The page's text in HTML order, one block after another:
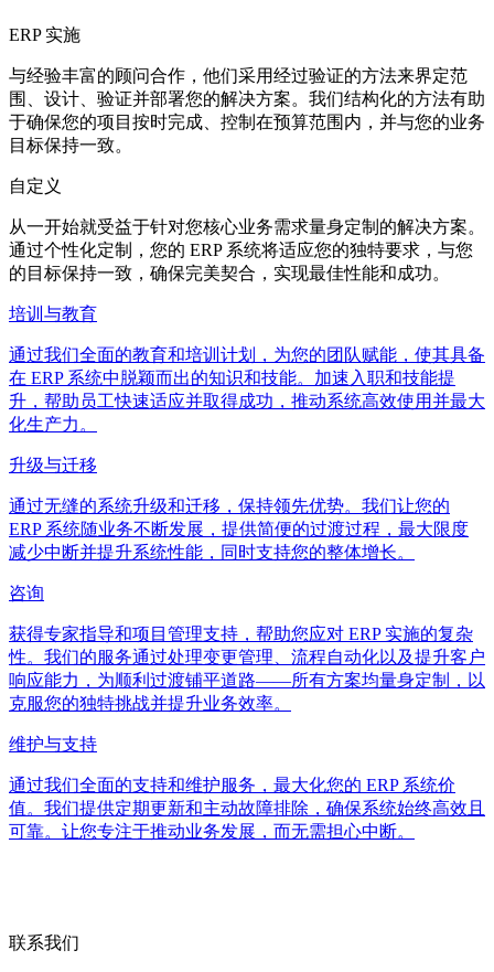
ERP 实施
与经验丰富的顾问合作，他们采用经过验证的方法来界定范
围、设计、验证并部署您的解决方案。我们结构化的方法有助
于确保您的项目按时完成、控制在预算范围内，并与您的业务
目标保持一致。
自定义
从一开始就受益于针对您核心业务需求量身定制的解决方案。
通过个性化定制，您的 ERP 系统将适应您的独特要求，与您
的目标保持一致，确保完美契合，实现最佳性能和成功。
培训与教育
通过我们全面的教育和培训计划，为您的团队赋能，使其具备
在 ERP 系统中脱颖而出的知识和技能。加速入职和技能提
升，帮助员工快速适应并取得成功，推动系统高效使用并最大
化生产力。
升级与迁移
通过无缝的系统升级和迁移，保持领先优势。我们让您的
ERP 系统随业务不断发展，提供简便的过渡过程，最大限度
减少中断并提升系统性能，同时支持您的整体增长。
咨询
获得专家指导和项目管理支持，帮助您应对 ERP 实施的复杂
性。我们的服务通过处理变更管理、流程自动化以及提升客户
响应能力，为顺利过渡铺平道路——所有方案均量身定制，以
克服您的独特挑战并提升业务效率。
维护与支持
通过我们全面的支持和维护服务，最大化您的 ERP 系统价
值。我们提供定期更新和主动故障排除，确保系统始终高效且
可靠。让您专注于推动业务发展，而无需担心中断。
联系我们